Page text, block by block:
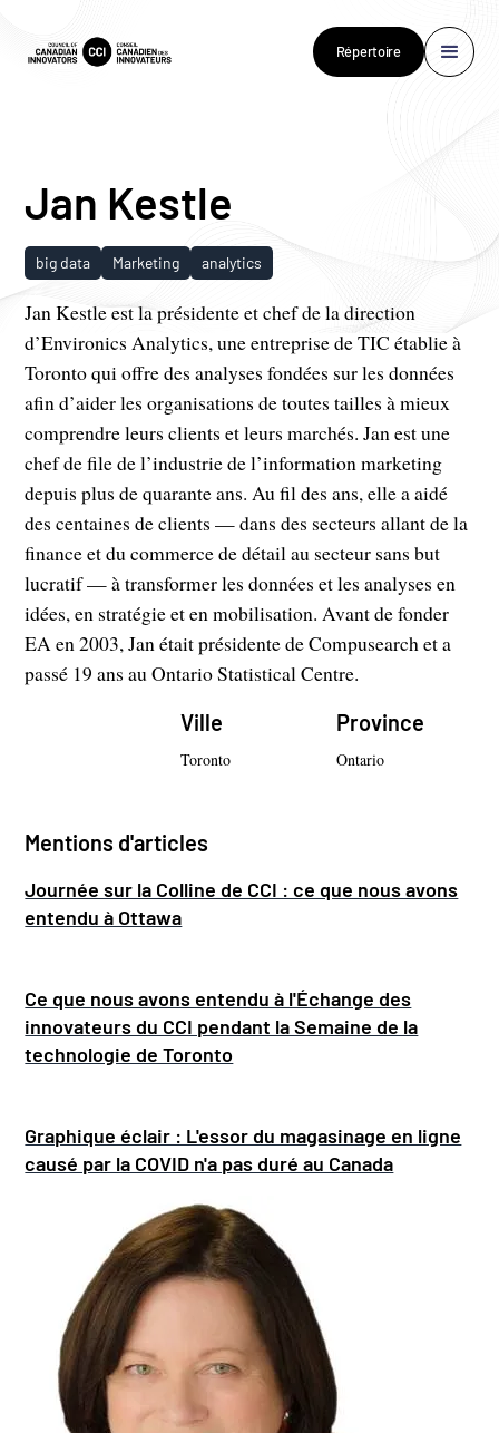
Répertoire
Jan Kestle
big data Marketing analytics
Jan Kestle est la présidente et chef de la direction
d’Environics Analytics, une entreprise de TIC établie à
Toronto qui offre des analyses fondées sur les données
afin d’aider les organisations de toutes tailles à mieux
comprendre leurs clients et leurs marchés. Jan est une
chef de file de l’industrie de l’information marketing
depuis plus de quarante ans. Au fil des ans, elle a aidé
des centaines de clients — dans des secteurs allant de la
finance et du commerce de détail au secteur sans but
lucratif — à transformer les données et les analyses en
idées, en stratégie et en mobilisation. Avant de fonder
EA en 2003, Jan était présidente de Compusearch et a
passé 19 ans au Ontario Statistical Centre.
Ville
Toronto
Province
Ontario
Mentions d'articles
Journée sur la Colline de CCI : ce que nous avons
entendu à Ottawa
Ce que nous avons entendu à l'Échange des
innovateurs du CCI pendant la Semaine de la
technologie de Toronto
Graphique éclair : L'essor du magasinage en ligne
causé par la COVID n'a pas duré au Canada